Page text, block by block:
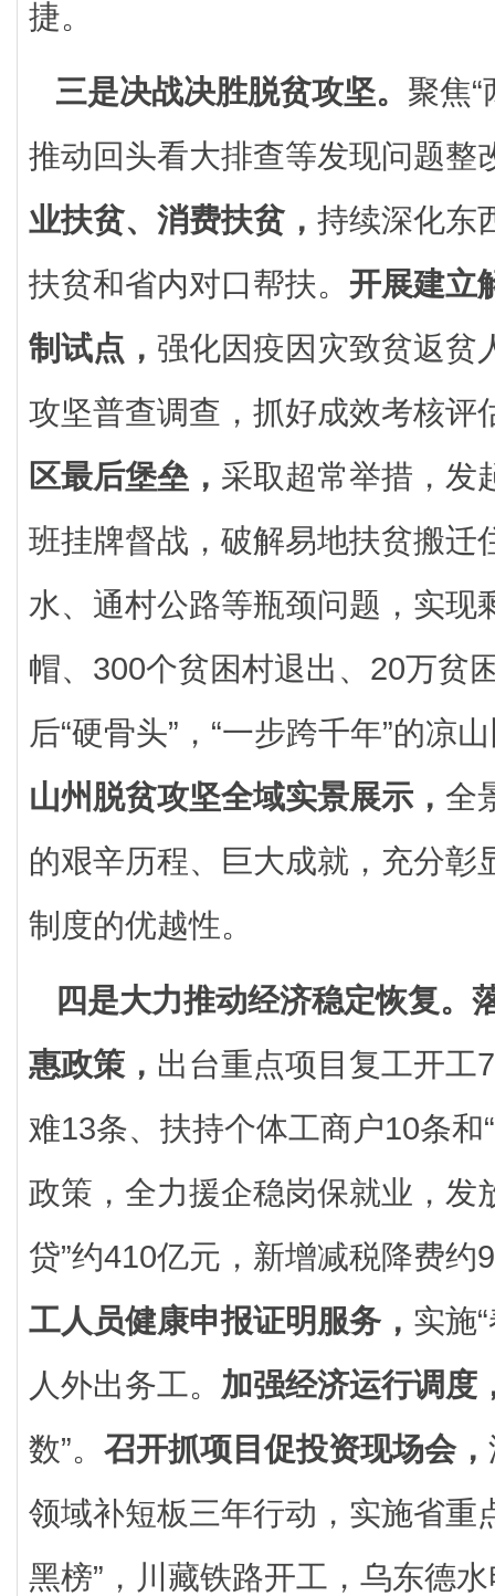
捷。
三是决战决胜脱贫攻坚。 聚焦
推动回头看大排查等发现问题整
业扶贫、消费扶贫， 持续深化东
扶贫和省内对口帮扶。 开展建立
制试点， 强化因疫因灾致贫返贫
攻坚普查调查，抓好成效考核评
区最后堡垒， 采取超常举措，发
班挂牌督战，破解易地扶贫搬迁
水、通村公路等瓶颈问题，实现
帽、300个贫困村退出、20万贫
后“硬骨头”，“一步跨千年”的凉
山州脱贫攻坚全域实景展示， 全
的艰辛历程、巨大成就，充分彰
制度的优越性。
四是大力推动经济稳定恢复。
惠政策， 出台重点项目复工开工
难13条、扶持个体工商户10条和
政策，全力援企稳岗保就业，发
贷”约410亿元，新增减税降费约
工人员健康申报证明服务， 实施
人外出务工。 加强经济运行调度
数”。 召开抓项目促投资现场会，
领域补短板三年行动，实施省重
黑榜”，川藏铁路开工，乌东德